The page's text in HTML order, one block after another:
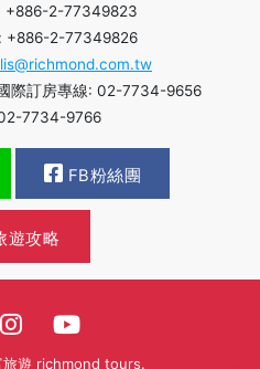
+886-2-77349823
+886-2-77349826
際訂房專線: 02-7734-9656
7734-9766
FB粉絲團
遊攻略
遊 richmond tours.